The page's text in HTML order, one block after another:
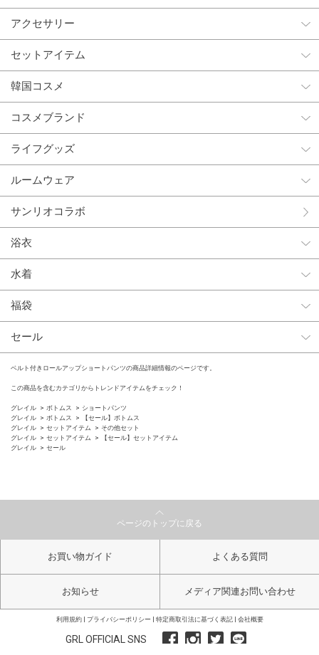
アクセサリー
セットアイテム
韓国コスメ
コスメブランド
ライフグッズ
ルームウェア
サンリオコラボ
浴衣
水着
福袋
セール
ベルト付きロールアップショートパンツの商品詳細情報のページです。
この商品を含むカテゴリからトレンドアイテムをチェック！
グレイル ボトムス
ショートパンツ
グレイル
ボトムス
【セール】ボトムス
グレイル
セットアイテム
その他セット
グレイル
セットアイテム
【セール】セットアイテム
グレイル
セール
ページのトップに戻る
お買い物ガイド よくある質問
お知らせ メディア関連お問い合わせ
利用規約 プライバシーポリシー 特定商取引法に基づく表記 会社概要
GRL OFFICIAL SNS